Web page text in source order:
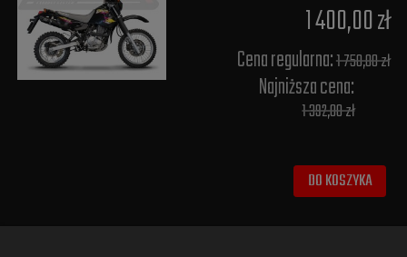
1 400,00 zł
Cena regularna:1 750,00 zł
Najniższa cena:
1 392,00 zł
DO KOSZYKA